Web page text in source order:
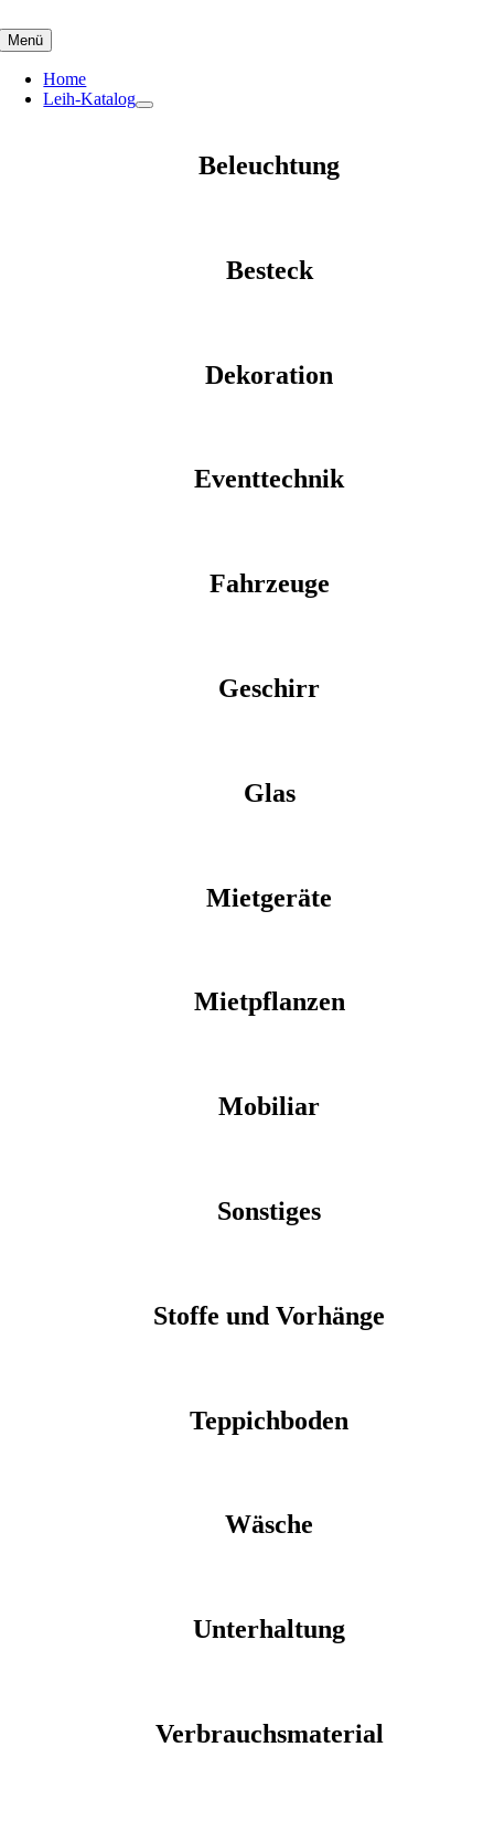
to
content
Menü
Home
Leih-Katalog
Beleuchtung
Besteck
Dekoration
Eventtechnik
Fahrzeuge
Geschirr
Glas
Mietgeräte
Mietpflanzen
Mobiliar
Sonstiges
Stoffe und Vorhänge
Teppichboden
Wäsche
Unterhaltung
Verbrauchsmaterial